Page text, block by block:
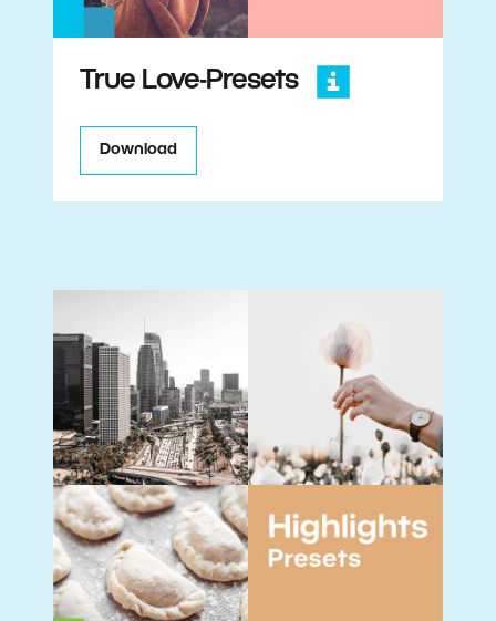
True Love-Presets
Download